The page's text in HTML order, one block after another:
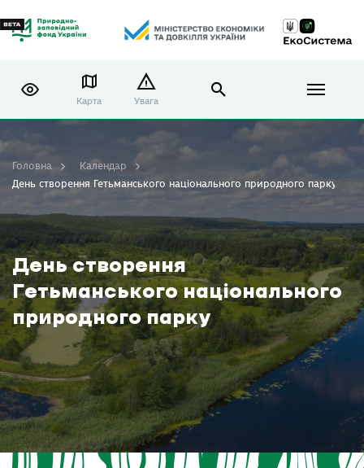
Карта Увага
День створення
Гетьманського національного
природного парку
Головна
Календар
День створення Гетьманського національного природного парку